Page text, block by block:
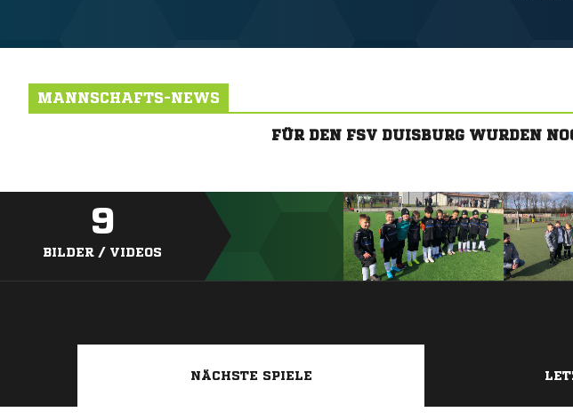
MANNSCHAFTS-NEWS
FÜR DEN FSV DUISBURG WURDEN
9
BILDER / VIDEOS
NÄCHSTE SPIELE